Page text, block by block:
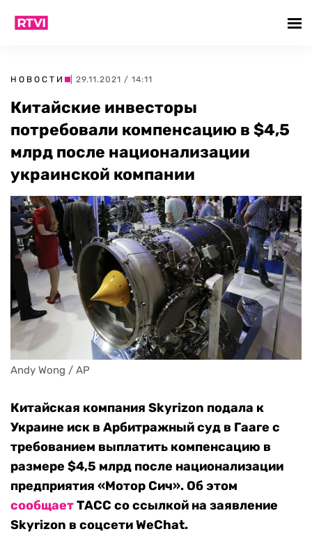
НОВОСТИ | 29.11.2021 / 14:11
Китайские инвесторы
потребовали компенсацию в $4,5
млрд после национализации
украинской компании
Andy Wong / AP
Китайская компания Skyrizon подала к
Украине иск в Арбитражный суд в Гааге с
требованием выплатить компенсацию в
размере $4,5 млрд после национализации
предприятия «Мотор Сич». Об этом
сообщаетТАСС со ссылкой на заявление
Skyrizon в соцсети WeChat.